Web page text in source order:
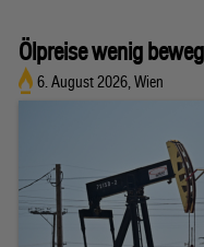
Ölpreise wenig
6. August 2026, Wien